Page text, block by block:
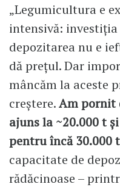
„Legumicultura e
intensivă:
depozitarea nu e
dă prețul. Dar
mâncăm la aceste
creștere.Am pornit
ajuns la ~20.000 t
pentru încă 30.000 t
capacitate de
rădăcinoase –